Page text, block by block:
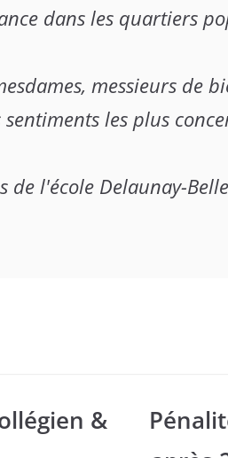
dans les quartiers
messieurs de
les plus
&